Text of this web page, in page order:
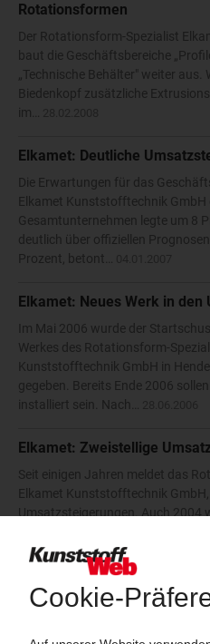
Rotationsformen
Der Rotationsform-Spezialist
baut die Geschäftsbereiche
„Technische Behälter" weiter
Biedenkopf zusätzliche
im…
Elkamet: Deutliche
Die Erwartungen für das
Elkamet Kunststofftechnik GmbH
Gesamtunternehmen legte um 8
deutlich über offiziellen
Prozent, betont…
Elkamet: Neues Werk in den
Im Mai 2006 wurde der
Werkes des Rotationsform-
Kunststofftechnik GmbH in
gegeben. Bereits Ende 2006
installiert sein. Nach…
Elkamet: Zweistellige
Seit einigen Jahren meldet das
Elkamet Kunststofftechnik
Umsatzsteigerungen. Auch 2004
Unternehmen. Die…
Elkamet: Ausbau in
Kunststofftechnik, Biedenkopf, in